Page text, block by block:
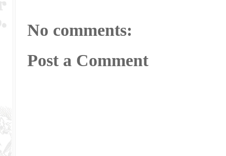
No comments:
Post a Comment